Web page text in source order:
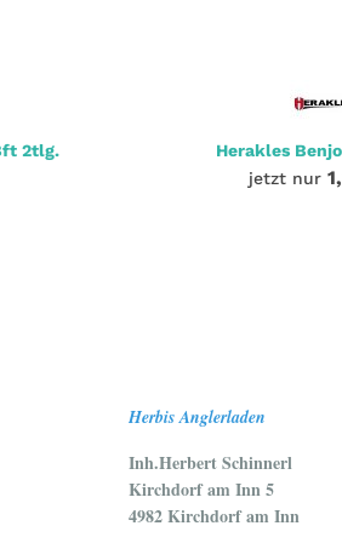
2tlg.
Herakles
jetzt nur
Herbis Anglerladen
Inh.Herbert Schinnerl
Kirchdorf am Inn 5
4982 Kirchdorf am Inn